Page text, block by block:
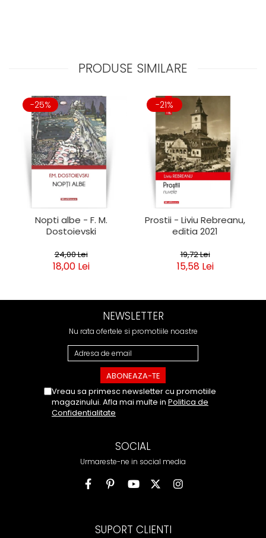
PRODUSE SIMILARE
-25%
Nopti albe - F. M.
Dostoievski
24,00 Lei
18,00 Lei
-21%
Prostii - Liviu Rebreanu,
editia 2021
19,72 Lei
15,58 Lei
NEWSLETTER
Nu rata ofertele si promotiile noastre
Vreau sa primesc newsletter cu promotiile
magazinului. Afla mai multe in Politica de
Confidentialitate
SOCIAL
Urmareste-ne in social media
SUPORT CLIENTI